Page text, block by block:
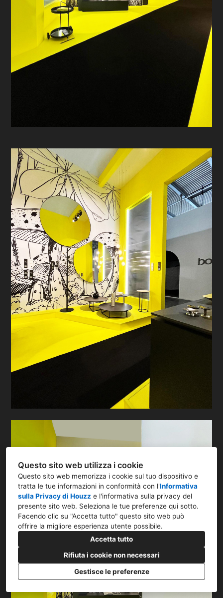
Questo sito web utilizza i cookie
Questo sito web memorizza i cookie sul tuo dispositivo e
tratta le tue informazioni in conformità con l'Informativa
sulla Privacy di Houzz e l'informativa sulla privacy del
presente sito web. Seleziona le tue preferenze qui sotto.
Facendo clic su "Accetta tutto" questo sito web può
offrire la migliore esperienza utente possibile.
Accetta tutto
Rifiuta i cookie non necessari
Gestisce le preferenze